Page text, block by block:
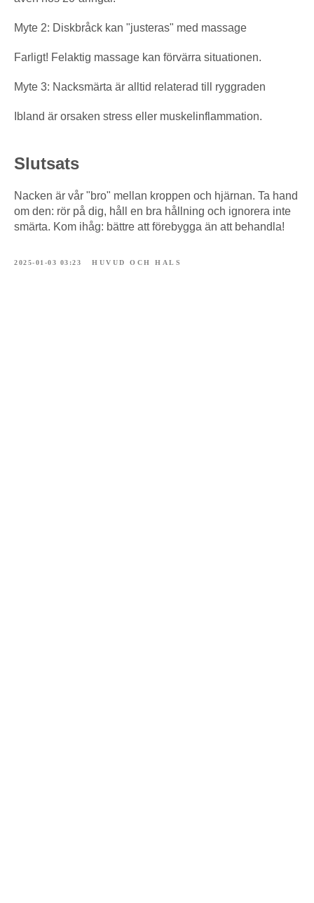
Myte 2: Diskbråck kan "justeras" med massage
Farligt! Felaktig massage kan förvärra situationen.
Myte 3: Nacksmärta är alltid relaterad till ryggraden
Ibland är orsaken stress eller muskelinflammation.
Slutsats
Nacken är vår "bro" mellan kroppen och hjärnan. Ta hand
om den: rör på dig, håll en bra hållning och ignorera inte
smärta. Kom ihåg: bättre att förebygga än att behandla!
2025-01-03 03:23 HUVUD OCH HALS